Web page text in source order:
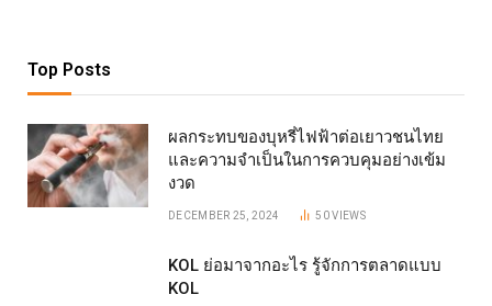
Top Posts
ผลกระทบของบุหรี่ไฟฟ้าต่อเยาวชนไทย
และความจำเป็นในการควบคุมอย่างเข้ม
งวด
DECEMBER 25, 2024 50VIEWS
KOL ย่อมาจากอะไร รู้จักการตลาดแบบ
KOL